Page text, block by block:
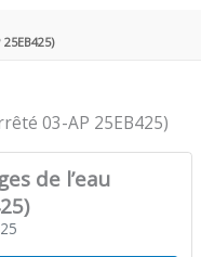
03-AP 25EB425)
de l’eau